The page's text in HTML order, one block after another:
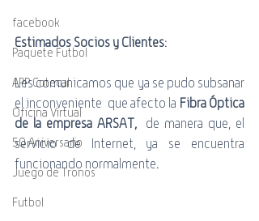
facebook
Paquete Futbol
APP Cotecal
Oficina Virtual
50 Aniversario
Juego de Tronos
Futbol
Estimados Socios y Clientes:
Les comunicamos que ya se pudo subsanar
el inconveniente  que afecto la Fibra Óptica
de la empresa ARSAT,
de manera que, el
servicio de Internet, ya se encuentra
funcionando normalmente.